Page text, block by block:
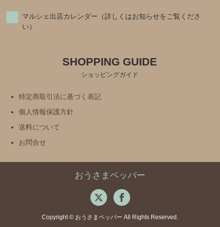
マルシェ出店カレンダー（詳しくはお知らせをご覧くださ
い）
SHOPPING GUIDE
ショッピングガイド
特定商取引法に基づく表記
個人情報保護方針
送料について
お問合せ
おうさまペッパー
Copyright © おうさまペッパー All Rights Reserved.